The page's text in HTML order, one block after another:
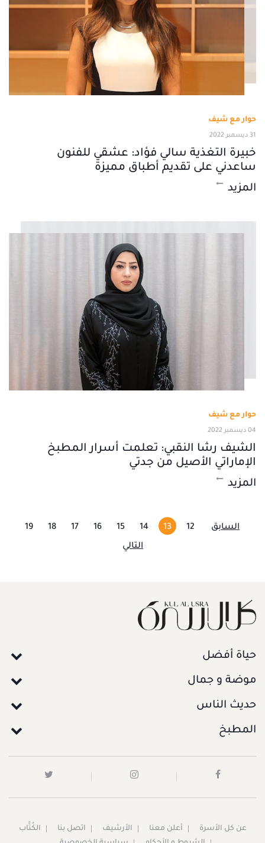
حوار مع شيف
31 ديسمبر 2022
خبيرة التغذية سالي فؤاد: عشقي للفنون
ساعدني على تقديم أطباق مميزة
المزيد
حوار مع شيف
04 ديسمبر 2022
الشيف رشا النقبي: تعلمت أسرار المطبخ
الإماراتي الأصيل من جدتي
المزيد
السابق 12
13
14
15
16
17
18
19
التالي
حياة أفضل
موضة و جمال
حديث الناس
المطبخ
عن كل الأسرة أعلن معنا الأرشيف اتصل بنا
الكُتَّاب